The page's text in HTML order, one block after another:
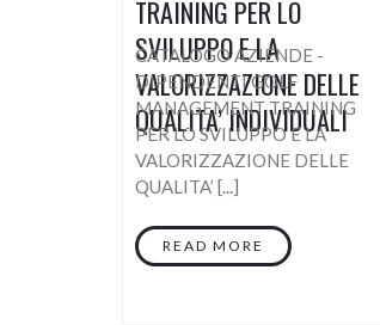
TRAINING PER LO
SVILUPPO E LA
VALORIZZAZIONE DELLE
QUALITA’ INDIVIDUALI
CATALOGO AZIENDE -
DIPENDENTI GOLF
MANAGEMENT TRAINING
PER LO SVILUPPO E LA
VALORIZZAZIONE DELLE
QUALITA’ [...]
READ MORE